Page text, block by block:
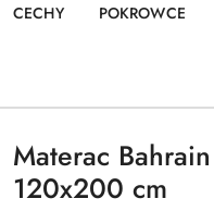
CECHY POKROWCE
Materac
120x200 cm